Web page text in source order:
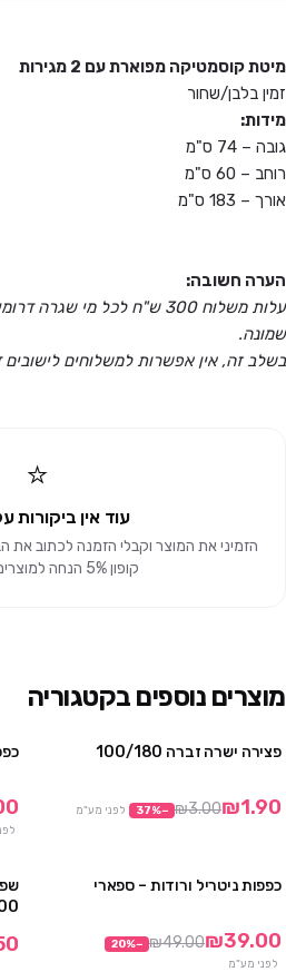
מיטת קוסמטיקה מפוארת עם 2 מגירות
זמין בלבן/שחור
מידות:
גובה – 74 ס"מ
רוחב – 60 ס"מ
אורך – 183 ס"מ
הערה חשובה:
עלות משלוח 300 ש"ח לכל מי
שמונה.
בשלב זה, אין אפשרות למשלוחים לישובים
⭐
עוד אין ביקורות
הזמיני את המוצר וקבלי הזמנה לכתוב את
קופון 5% הנחה למוצרים הבאים 🎁
מוצרים נוספים בקטגוריה
פצירה ישרה זברה 100/180
₪1.90
₪3.00
−
37% לפני מע"מ
כפפות ניטריל ורודות – ספארי
₪39.00
₪49.00
−
20%
לפני מע"מ
100